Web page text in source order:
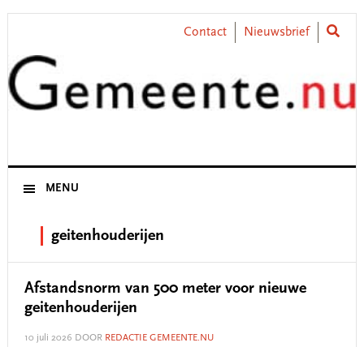
Skip
primary
navigation
Skip
content
Skip
primary
sidebar
Skip
footer
Contact Nieuwsbrief
MENU
geitenhouderijen
Afstandsnorm van 500 meter voor nieuwe
geitenhouderijen
10 juli 2026 DOOR REDACTIE GEMEENTE.NU